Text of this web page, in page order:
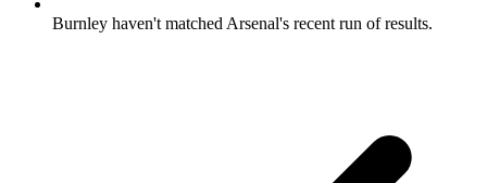
Burnley haven't matched Arsenal's recent run of results.